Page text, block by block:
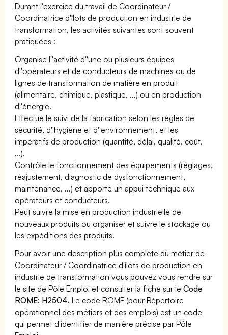
Durant l'exercice du travail de Coordinateur /
Coordinatrice d'îlots de production en industrie de
transformation, les activités suivantes sont souvent
pratiquées :
Organise l''activité d''une ou plusieurs équipes
d''opérateurs et de conducteurs de machines ou de
lignes de transformation de matière en produit
(alimentaire, chimique, plastique, ...) ou en production
d''énergie.
Effectue le suivi de la fabrication selon les règles de
sécurité, d''hygiène et d''environnement, et les
impératifs de production (quantité, délai, qualité, coût,
...).
Contrôle le fonctionnement des équipements (réglages,
réajustement, diagnostic de dysfonctionnement,
maintenance, ...) et apporte un appui technique aux
opérateurs et conducteurs.
Peut suivre la mise en production industrielle de
nouveaux produits ou organiser et suivre le stockage ou
les expéditions des produits.
Pour avoir une description plus complète du métier de
Coordinateur / Coordinatrice d'îlots de production en
industrie de transformation vous pouvez vous rendre sur
le site de Pôle Emploi et consulter la fiche sur leCode
ROME: H2504. Le code ROME (pour Répertoire
opérationnel des métiers et des emplois) est un code
qui permet d'identifier de manière précise par Pôle